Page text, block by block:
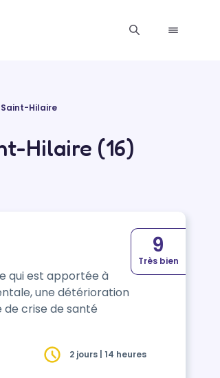
Hilaire
Hilaire (16)
qui est apportée à
une détérioration
de crise de santé
9
Très bien
2 jours | 14 heures